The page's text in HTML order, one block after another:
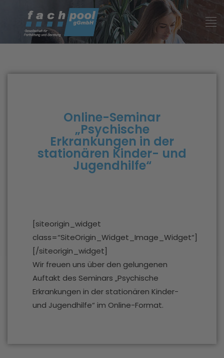
Online-Seminar
„Psychische
Erkrankungen in der
stationären Kinder- und
Jugendhilfe“
[siteorigin_widget
class=“SiteOrigin_Widget_Image_Widget“]
[/siteorigin_widget]
Wir freuen uns über den gelungenen
Auftakt des Seminars „Psychische
Erkrankungen in der stationären Kinder-
und Jugendhilfe“ im Online-Format.